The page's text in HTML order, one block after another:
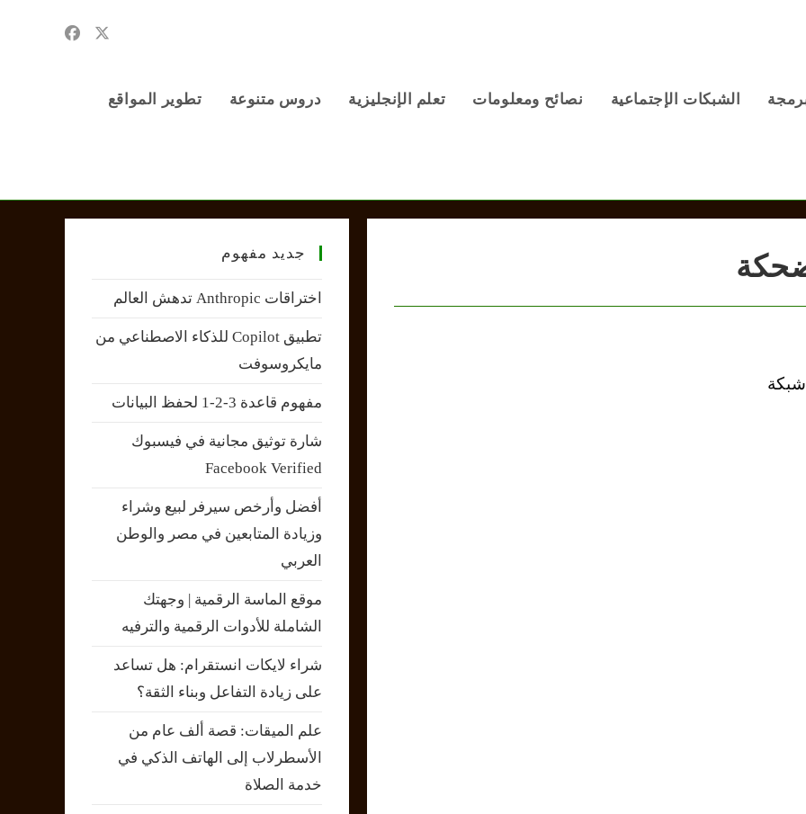
الشبكات الإجتماعية نصائح ومعلومات تعلم الإنجليزية دروس متنوعة تطوير المواقع
جديد مفهوم
اختراقات Anthropic تدهش العالم
تطبيق Copilot للذكاء الاصطناعي من
مايكروسوفت
مفهوم قاعدة 3-2-1 لحفظ البيانات
شارة توثيق مجانية في فيسبوك
Facebook Verified
أفضل وأرخص سيرفر لبيع وشراء
وزيادة المتابعين في مصر والوطن
العربي
موقع الماسة الرقمية | وجهتك
الشاملة للأدوات الرقمية والترفيه
شراء لايكات انستقرام: هل تساعد
على زيادة التفاعل وبناء الثقة؟
علم الميقات: قصة ألف عام من
الأسطرلاب إلى الهاتف الذكي في
خدمة الصلاة